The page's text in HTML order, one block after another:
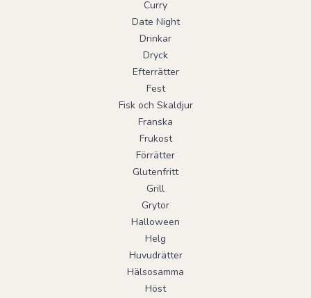
Curry
Date Night
Drinkar
Dryck
Efterrätter
Fest
Fisk och Skaldjur
Franska
Frukost
Förrätter
Glutenfritt
Grill
Grytor
Halloween
Helg
Huvudrätter
Hälsosamma
Höst